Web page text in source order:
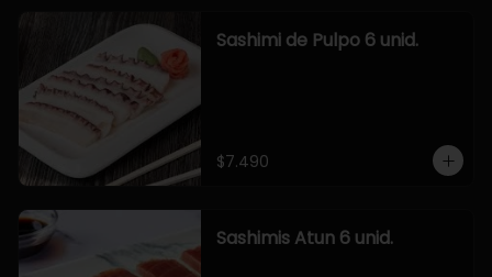
Sashimi de Pulpo 6 unid.
$7.490
Sashimis Atun 6 unid.